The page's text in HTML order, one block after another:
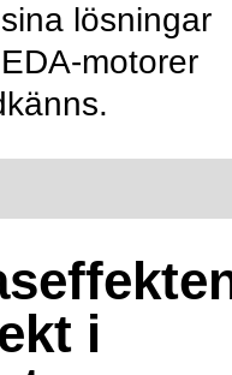
lösningar
motorer
i